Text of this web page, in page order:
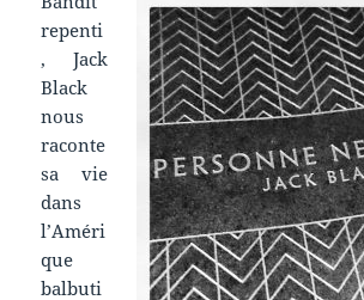
repenti
, Jack
Black
nous
raconte
sa vie
dans
l’Améri
que
balbuti